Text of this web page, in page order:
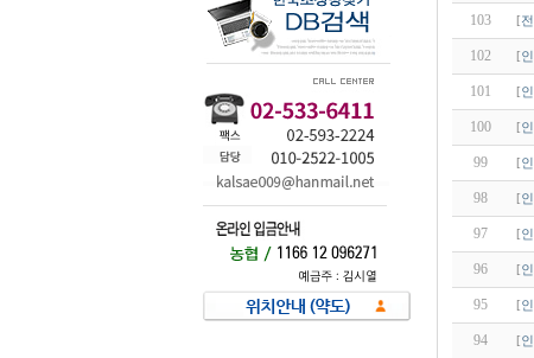
103 [
102 [
101 [
100 [
99 [
98 [
97 [
96 [
95 [
94 [